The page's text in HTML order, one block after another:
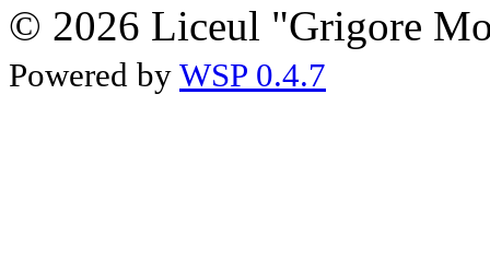
© 2026 Liceul "Grigore
Powered by WSP 0.4.7